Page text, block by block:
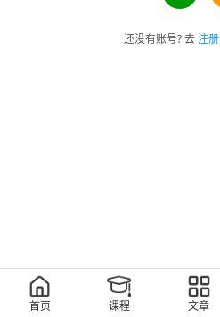
还没有账号? 去注册
首页 课程 文章